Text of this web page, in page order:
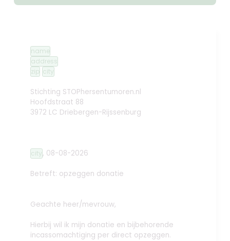
name
address
zip city
Stichting STOPhersentumoren.nl
Hoofdstraat 88
3972 LC Driebergen-Rijssenburg
city, 08-08-2026
Betreft: opzeggen donatie
Geachte heer/mevrouw,
Hierbij wil ik mijn donatie en bijbehorende
incassomachtiging per direct opzeggen.